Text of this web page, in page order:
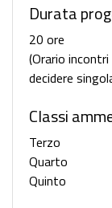
Durata
20 ore
(Orario
decidere
Classi
Terzo
Quarto
Quinto